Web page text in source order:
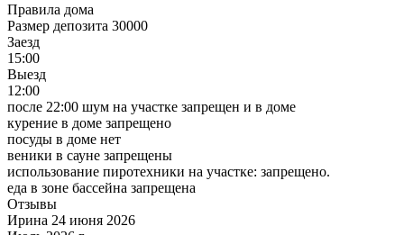
Правила дома
Размер депозита 30000
Заезд
15:00
Выезд
12:00
после 22:00 шум на участке запрещен и в доме
курение в доме запрещено
посуды в доме нет
веники в сауне запрещены
использование пиротехники на участке: запрещено.
еда в зоне бассейна запрещена
Отзывы
Ирина 24 июня 2026